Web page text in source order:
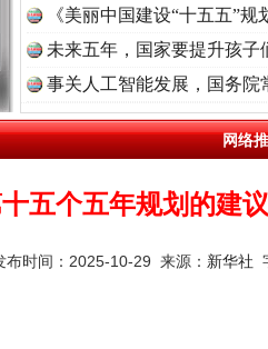
初心使命 奋进复兴征程丨“转折之城”激荡..·[
《美丽中国建设“十五五”规
未来五年，国家要提升孩子
事关人工智能发展，国务
网络
五个五年规划的建议
布时间：2025-10-29 来源： 新华社